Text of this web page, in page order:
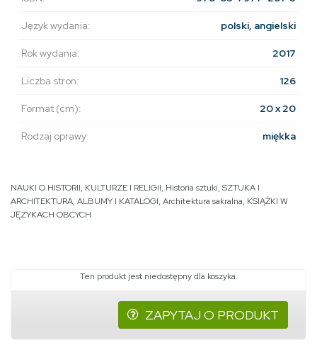
Język wydania: polski, angielski
Rok wydania: 2017
Liczba stron: 126
Format (cm): 20 x 20
Rodzaj oprawy: miękka
NAUKI O HISTORII, KULTURZE I RELIGII, Historia sztuki, SZTUKA I
ARCHITEKTURA, ALBUMY I KATALOGI, Architektura sakralna, KSIĄŻKI W
JĘZYKACH OBCYCH
Ten produkt jest niedostępny dla koszyka.
ZAPYTAJ O PRODUKT